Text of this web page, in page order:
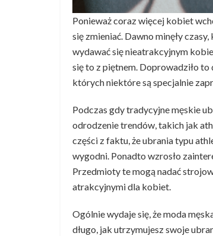
Ponieważ coraz więcej kobiet
się zmieniać. Dawno minęły
wydawać się nieatrakcyjnym
się to z piętnem. Doprowadziło
których niektóre są specjalnie
Podczas gdy tradycyjne męskie
odrodzenie trendów, takich jak
części z faktu, że ubrania typu
wygodni. Ponadto wzrosło
Przedmioty te mogą nadać
atrakcyjnymi dla kobiet.
Ogólnie wydaje się, że moda
długo, jak utrzymujesz swoje